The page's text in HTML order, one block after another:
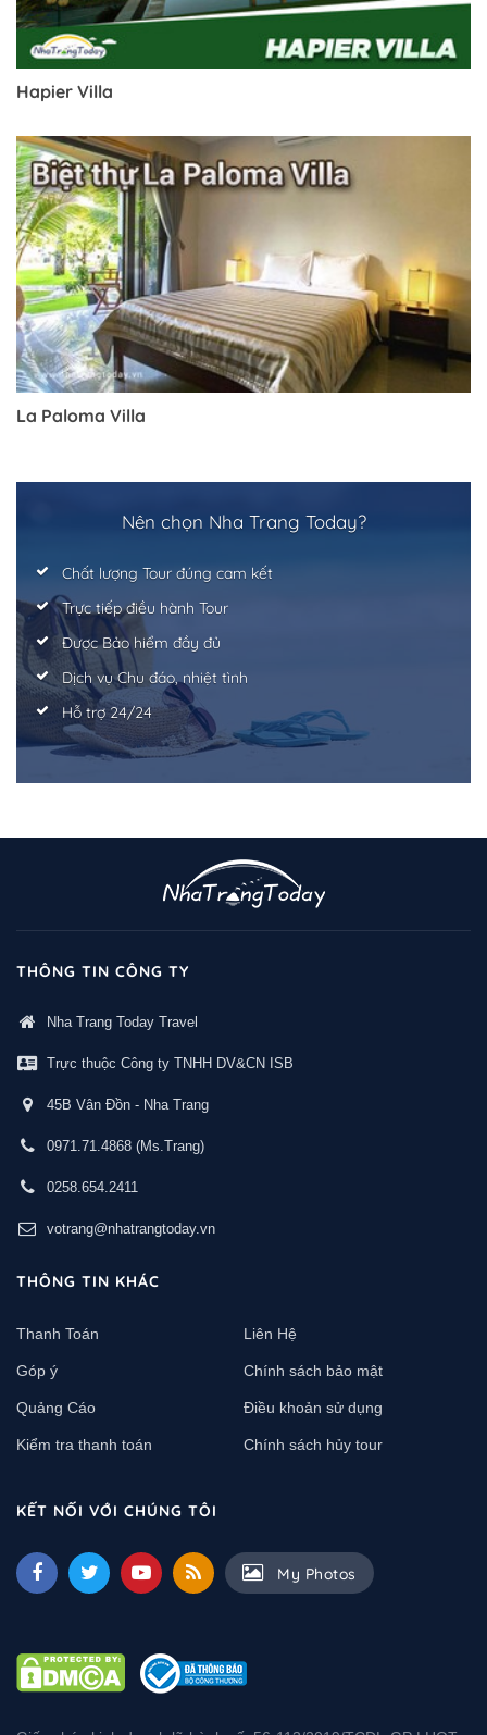
Hapier Villa
La Paloma Villa
Nên chọn Nha Trang Today?
Chất lượng Tour đúng cam kết
Trực tiếp điều hành Tour
Được Bảo hiểm đầy đủ
Dịch vụ Chu đáo, nhiệt tình
Hỗ trợ 24/24
THÔNG TIN CÔNG TY
Nha Trang Today Travel
Trực thuộc Công ty TNHH DV&CN ISB
45B Vân Đồn - Nha Trang
0971.71.4868 (Ms.Trang)
0258.654.2411
votrang@nhatrangtoday.vn
THÔNG TIN KHÁC
Thanh Toán Liên Hệ
Góp ý Chính sách bảo mật
Quảng Cáo Điều khoản sử dụng
Kiểm tra thanh toán Chính sách hủy tour
KẾT NỐI VỚI CHÚNG TÔI
My Photos